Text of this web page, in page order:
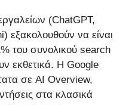
(ChatGPT,
εξακολουθούν να είναι
του συνολικού search
εκθετικά. Η Google
σε AI Overview,
στα κλασικά